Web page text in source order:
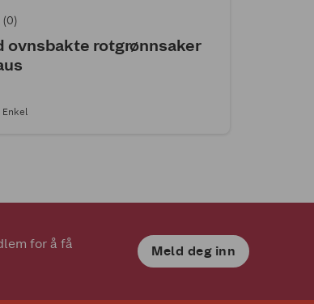
(0)
ovnsbakte rotgrønnsaker
Enkel
for å få
Meld deg inn